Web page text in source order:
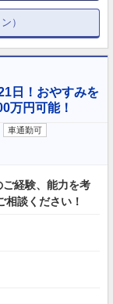
）
日！おやすみを
万円可能！
車通勤可
経験、能力を考
相談ください！